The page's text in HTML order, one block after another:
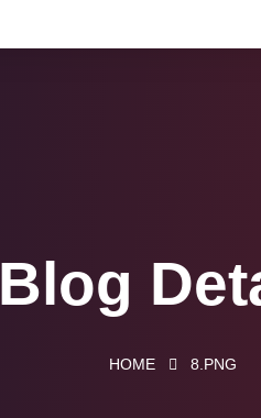
Blog
HOME 8.PNG